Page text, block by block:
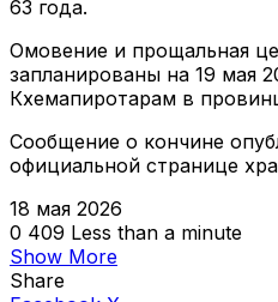
63 года.
Омовение и прощальная
запланированы на 19 мая
Кхемапиротарам в
Сообщение о кончине
официальной странице
18 мая 2026
0 409 Less than a minute
Show More
Share